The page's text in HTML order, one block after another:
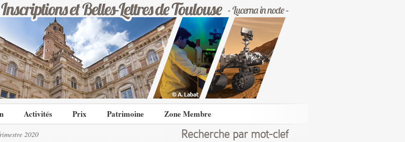
Activités Prix Patrimoine Zone Membre
2020 Recherche par mot-clef